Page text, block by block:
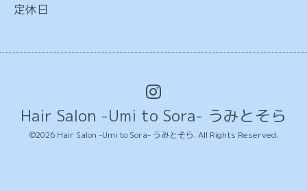
定休日
Hair Salon -Umi to Sora- うみとそら
©2026 Hair Salon -Umi to Sora- うみとそら. All Rights Reserved.